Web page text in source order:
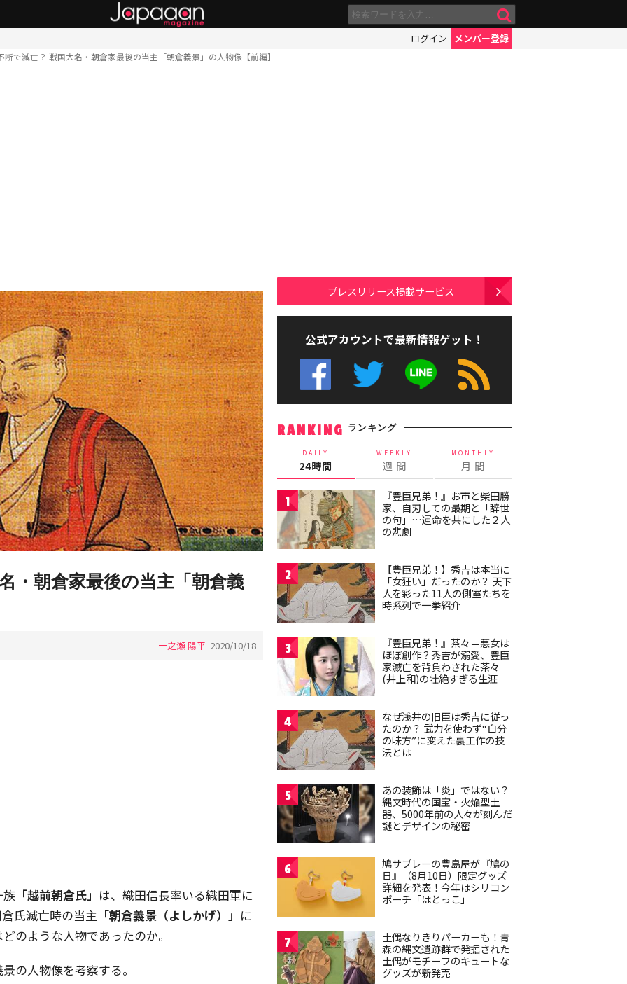
ログイン メンバー登録
断で滅亡？ 戦国大名・朝倉家最後の当主「朝倉義景」の人物像【前編】
・朝倉家最後の当主「朝倉義
一之瀬 陽平 2020/10/18
「越前朝倉氏」 は、織田信長率いる織田軍に
氏滅亡時の当主 「朝倉義景（よしかげ）」 に
のような人物であったのか。
の人物像を考察する。
プレスリリース掲載サービス
公式アカウントで最新情報ゲット！
RANKING ランキング
DAILY
24時間
WEEKLY
週 間
MONTHLY
月 間
1
『豊臣兄弟！』お市と柴田勝
家、自刃しての最期と「辞世
の句」…運命を共にした２人
の悲劇
2
【豊臣兄弟！】秀吉は本当に
「女狂い」だったのか？ 天下
人を彩った11人の側室たちを
時系列で一挙紹介
3
『豊臣兄弟！』茶々＝悪女は
ほぼ創作？秀吉が溺愛、豊臣
家滅亡を背負わされた茶々
(井上和)の壮絶すぎる生涯
4
なぜ浅井の旧臣は秀吉に従っ
たのか？ 武力を使わず“自分
の味方”に変えた裏工作の技
法とは
5
あの装飾は「炎」ではない？
縄文時代の国宝・火焔型土
器、5000年前の人々が刻んだ
謎とデザインの秘密
6
鳩サブレーの豊島屋が『鳩の
日』（8月10日）限定グッズ
詳細を発表！今年はシリコン
ポーチ「はとっこ」
7
土偶なりきりパーカーも！青
森の縄文遺跡群で発掘された
土偶がモチーフのキュートな
グッズが新発売